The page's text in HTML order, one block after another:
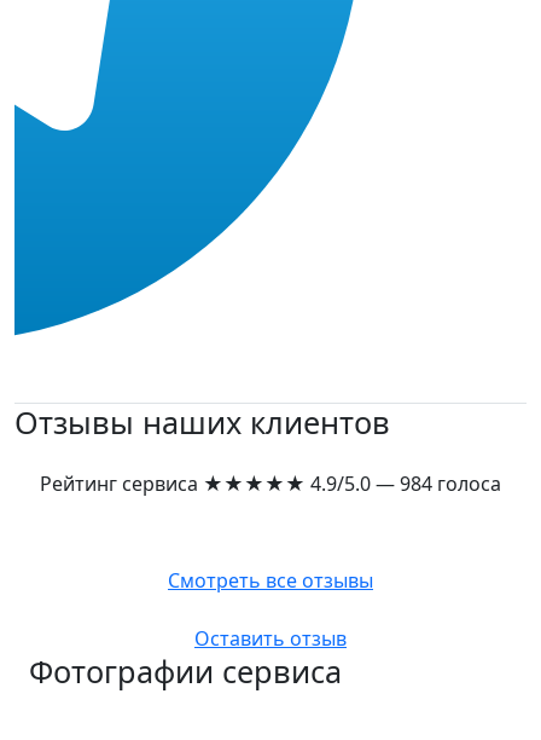
Отзывы наших клиентов
Рейтинг сервиса ★★★★★ 4.9/5.0 — 984 голоса
Смотреть все отзывы
Оставить отзыв
Фотографии сервиса